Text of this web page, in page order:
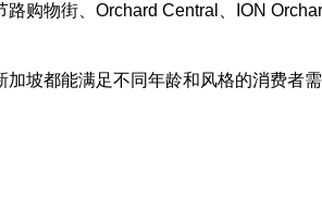
购物街、Orchard Central、ION
坡都能满足不同年龄和风格的消费者